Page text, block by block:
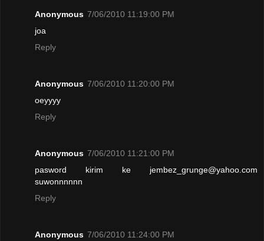
Anonymous 7/06/2010 11:19:00 PM
joa
Reply
Anonymous 7/06/2010 11:20:00 PM
oeyyyy
Reply
Anonymous 7/06/2010 11:21:00 PM
pasword kirim ke jembez_grunge@yahoo.com
suwonnnnnn
Reply
Anonymous 7/06/2010 11:24:00 PM